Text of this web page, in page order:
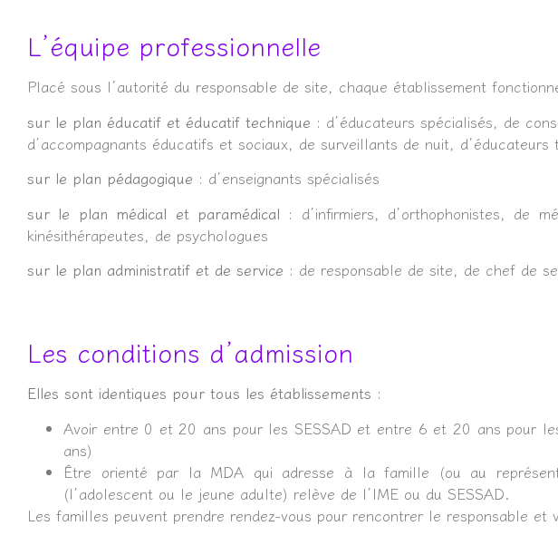
L’équipe professionnelle
Placé sous l’autorité du responsable de site, chaque établissement
sur le plan éducatif et éducatif technique : d’éducateurs spécialisés, de
d’accompagnants éducatifs et sociaux, de surveillants de nuit, d’éducateurs
sur le plan pédagogique : d’enseignants spécialisés
sur le plan médical et paramédical : d’infirmiers, d’orthophonistes, de
kinésithérapeutes, de psychologues
sur le plan administratif et de service : de responsable de site, de chef de
Les conditions d’admission
Elles sont identiques pour tous les établissements :
Avoir entre 0 et 20 ans pour les SESSAD et entre 6 et 20 ans pour
ans)
Être orienté par la MDA qui adresse à la famille (ou au
(l’adolescent ou le jeune adulte) relève de l’IME ou du SESSAD.
Les familles peuvent prendre rendez-vous pour rencontrer le responsable et